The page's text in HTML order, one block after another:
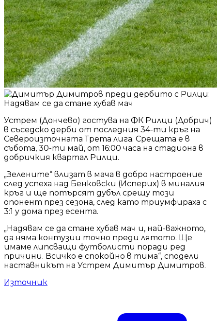
Устрем (Дончево) гостува на ФК Рилци (Добрич)
в съседско дерби от последния 34-ти кръг на
Североизточната Трета лига. Срещата е в
събота, 30-ти май, от 16:00 часа на стадиона в
добричкия квартал Рилци.
„Зелените“ влизат в мача в добро настроение
след успеха над Бенковски (Исперих) в миналия
кръг и ще потърсят дубъл срещу този
опонент през сезона, след като триумфираха с
3:1 у дома през есента.
„Надявам се да стане хубав мач и, най-важното,
да няма контузии точно преди лятото. Ще
имаме липсващи футболисти поради ред
причини. Всичко е спокойно в тима“, сподели
наставникът на Устрем Димитър Димитров.
Източник